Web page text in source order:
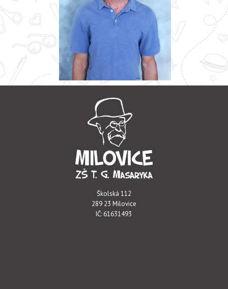
Školská 112
289 23 Milovice
IČ: 61631493